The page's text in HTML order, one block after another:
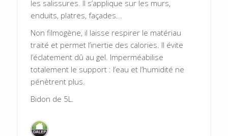
les salissures. Il s’applique sur les murs,
enduits, platres, façades...
Non filmogène, il laisse respirer le matériau
traité et permet l’inertie des calories. Il évite
l’éclatement dû au gel. Imperméabilise
totalement le support : l’eau et l’humidité ne
pénètrent plus.
Bidon de 5L.